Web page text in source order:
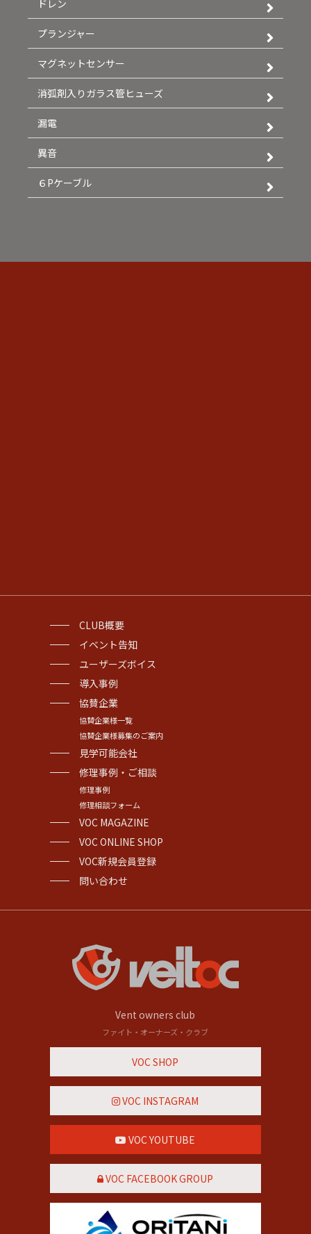
ドレン
プランジャー
マグネットセンサー
消弧剤入りガラス管ヒューズ
漏電
異音
６Pケーブル
CLUB概要
イベント告知
ユーザーズボイス
導入事例
協賛企業
協賛企業様一覧
協賛企業様募集のご案内
見学可能会社
修理事例・ご相談
修理事例
修理相談フォーム
VOC MAGAZINE
VOC ONLINE SHOP
VOC新規会員登録
問い合わせ
Vent owners club
ファイト・オーナーズ・クラブ
VOC SHOP
VOC INSTAGRAM
VOC YOUTUBE
VOC FACEBOOK GROUP